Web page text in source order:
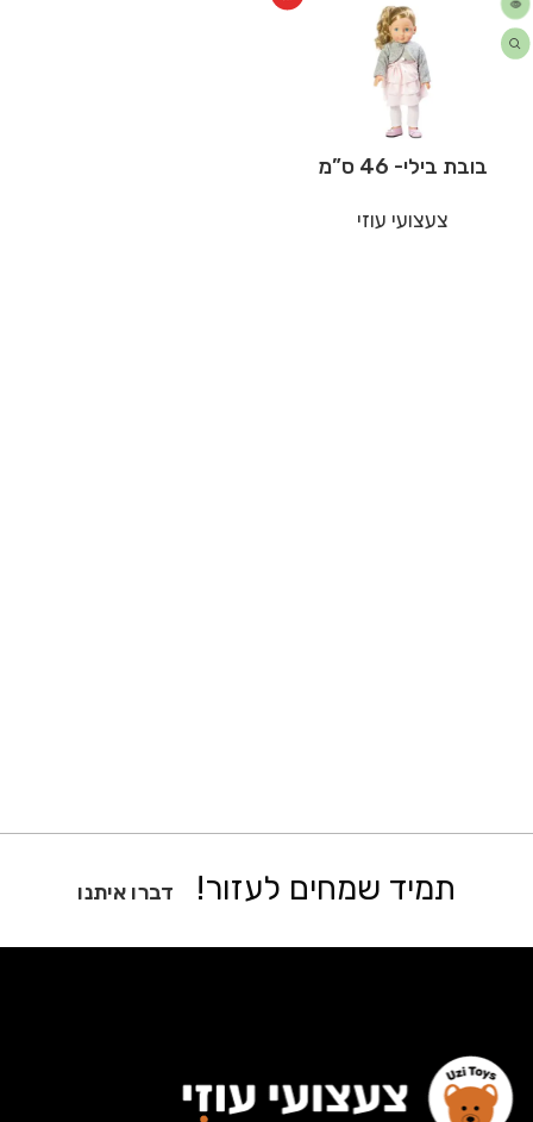
בובת בילי- 46 ס”מ
צעצועי עוזי
תמיד שמחים לעזור! דברו איתנו